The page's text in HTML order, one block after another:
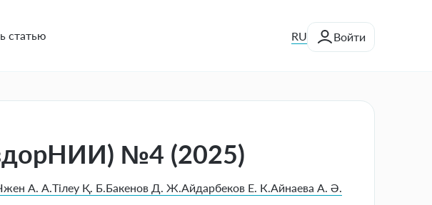
RU Войти
статью
№4 (2025)
А. А.Тілеу Қ. Б.Бакенов Д. Ж.Айдарбеков Е. К.Айнаева А. Ә.